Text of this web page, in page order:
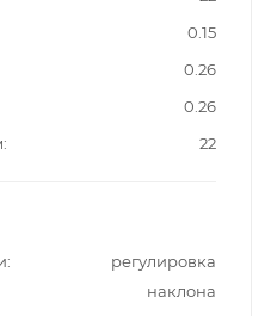
0.15
0.26
0.26
22
регулировка
наклона